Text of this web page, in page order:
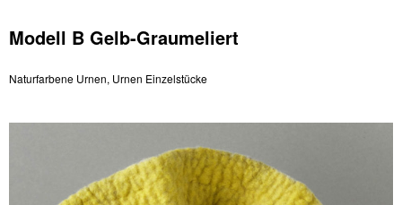
Modell B Gelb-Graumeliert
Naturfarbene Urnen, Urnen Einzelstücke